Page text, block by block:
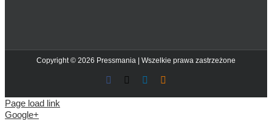
Copyright © 2026 Pressmania | Wszelkie prawa zastrzeżone
Facebook LinkedIn
Page load link
Google+